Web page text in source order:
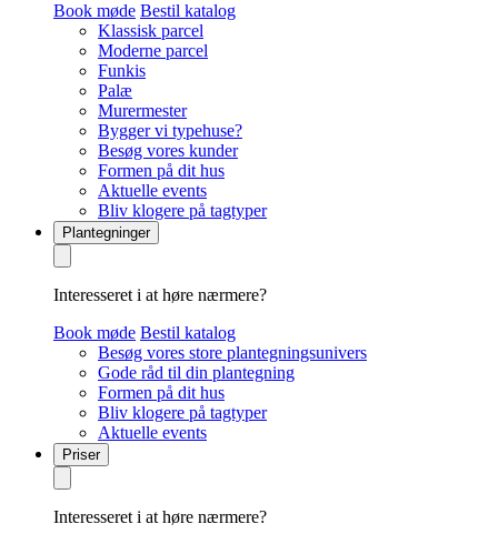
Book møde Bestil katalog
Klassisk parcel
Moderne parcel
Funkis
Palæ
Murermester
Bygger vi typehuse?
Besøg vores kunder
Formen på dit hus
Aktuelle events
Bliv klogere på tagtyper
Plantegninger
Interesseret i at høre nærmere?
Book møde Bestil katalog
Besøg vores store plantegningsunivers
Gode råd til din plantegning
Formen på dit hus
Bliv klogere på tagtyper
Aktuelle events
Priser
Interesseret i at høre nærmere?